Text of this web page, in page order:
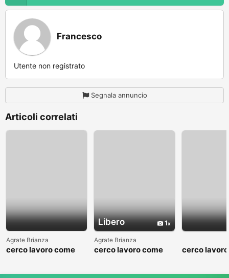
Francesco
Utente non registrato
Segnala annuncio
Articoli correlati
Agrate Brianza
cerco lavoro come
Libero 1
Agrate Brianza
cerco lavoro come
cerco